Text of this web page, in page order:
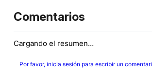
Comentarios
Cargando el resumen…
Por favor, inicia sesión para escribir un